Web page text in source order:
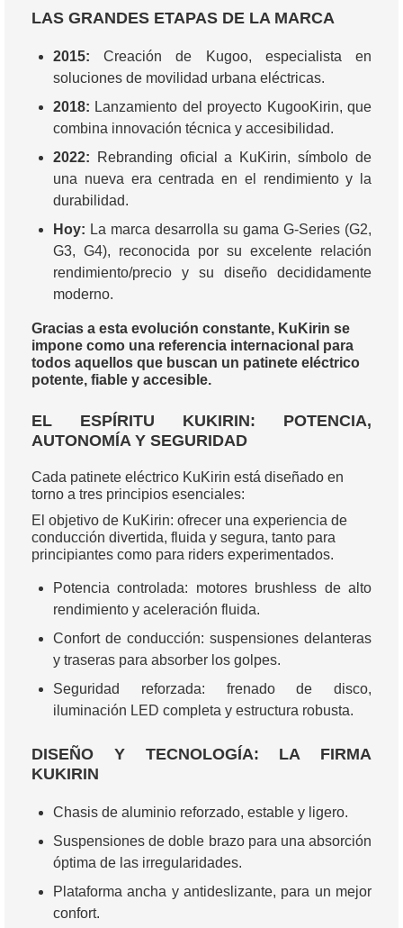
LAS GRANDES ETAPAS DE LA MARCA
2015: Creación de Kugoo, especialista en
soluciones de movilidad urbana eléctricas.
2018: Lanzamiento del proyecto KugooKirin, que
combina innovación técnica y accesibilidad.
2022: Rebranding oficial a KuKirin, símbolo de
una nueva era centrada en el rendimiento y la
durabilidad.
Hoy: La marca desarrolla su gama G-Series (G2,
G3, G4), reconocida por su excelente relación
rendimiento/precio y su diseño decididamente
moderno.
Gracias a esta evolución constante, KuKirin se
impone como una referencia internacional para
todos aquellos que buscan un patinete eléctrico
potente, fiable y accesible.
EL ESPÍRITU KUKIRIN: POTENCIA,
AUTONOMÍA Y SEGURIDAD
Cada patinete eléctrico KuKirin está diseñado en
torno a tres principios esenciales:
El objetivo de KuKirin: ofrecer una experiencia de
conducción divertida, fluida y segura, tanto para
principiantes como para riders experimentados.
Potencia controlada: motores brushless de alto
rendimiento y aceleración fluida.
Confort de conducción: suspensiones delanteras
y traseras para absorber los golpes.
Seguridad reforzada: frenado de disco,
iluminación LED completa y estructura robusta.
DISEÑO Y TECNOLOGÍA: LA FIRMA
KUKIRIN
Chasis de aluminio reforzado, estable y ligero.
Suspensiones de doble brazo para una absorción
óptima de las irregularidades.
Plataforma ancha y antideslizante, para un mejor
confort.